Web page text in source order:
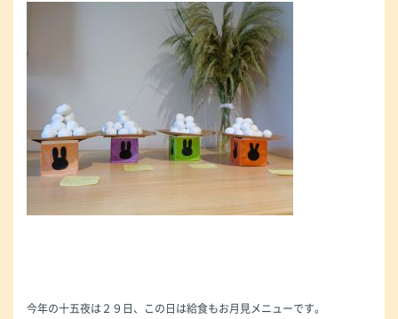
今年の十五夜は２９日、この日は給食もお月見メニューです。